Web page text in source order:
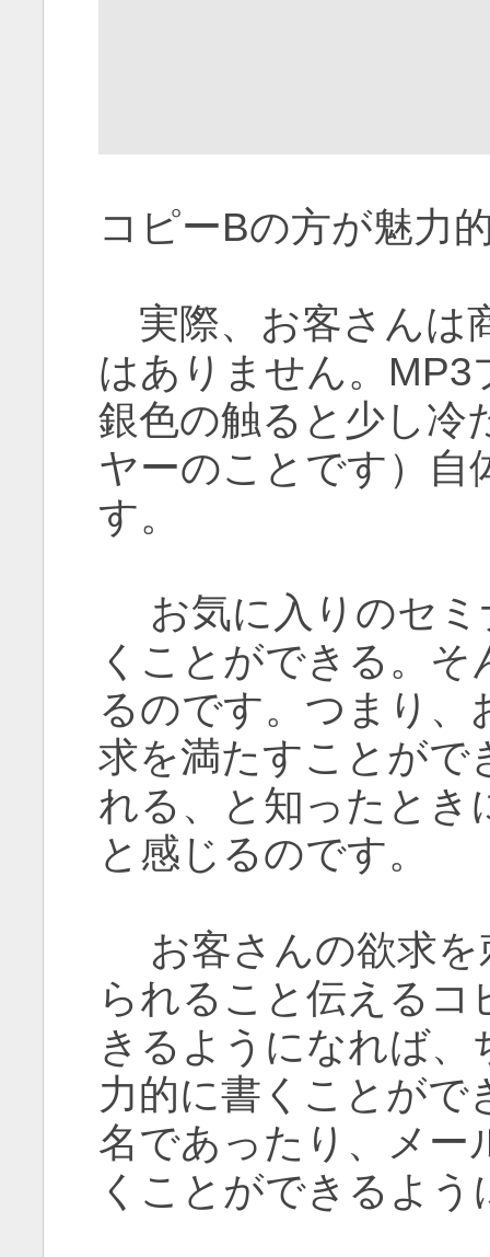
コピーBの方が魅力
実際、お客さんは
はありません。
銀色の触ると少し冷
ヤーのことです）自
す。
お気に入りのセミ
くことができる。
るのです。つまり、
求を満たすことがで
れる、と知ったとき
と感じるのです。
お客さんの欲求を
られること伝える
きるようになれば
力的に書くことがで
名であったり、メー
くことができるよう